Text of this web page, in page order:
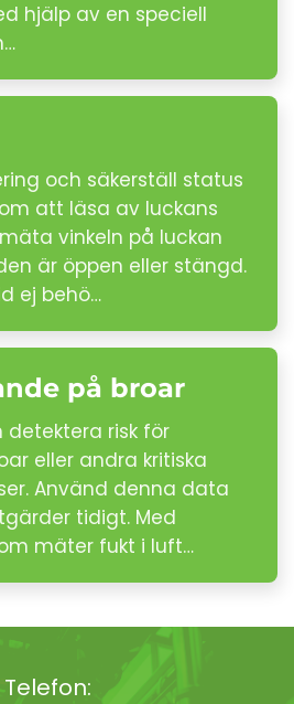
hjälp av en speciell
och säkerställ status
att läsa av luckans
vinkeln på luckan
är öppen eller stängd.
ej behö…
på broar
detektera risk för
eller andra kritiska
Använd denna data
tidigt. Med
mäter fukt i luft…
Telefon: